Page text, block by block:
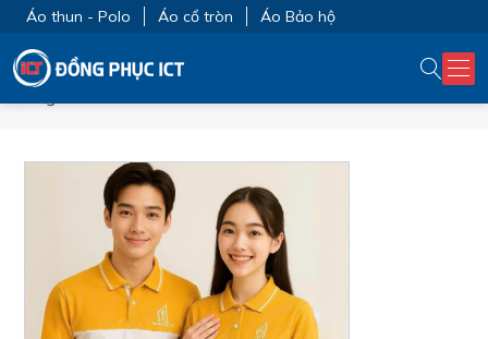
Áo thun - Polo Áo cổ tròn Áo Bảo hộ